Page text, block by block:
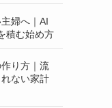
婦へ｜AI
積む始め方
り方｜流
ない家計